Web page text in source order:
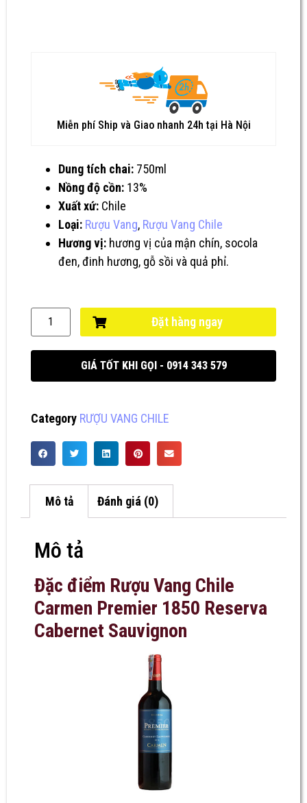
Miễn phí Ship và Giao nhanh 24h tại Hà Nội
Dung tích chai: 750ml
Nồng độ cồn: 13%
Xuất xứ: Chile
Loại: Rượu Vang, Rượu Vang Chile
Hương vị: hương vị của mận chín, socola
đen, đinh hương, gỗ sồi và quả phỉ.
Đặt hàng ngay
GIÁ TỐT KHI GỌI - 0914 343 579
Category RƯỢU VANG CHILE
Mô tả Đánh giá (0)
Mô tả
Đặc điểm Rượu Vang Chile
Carmen Premier 1850 Reserva
Cabernet Sauvignon